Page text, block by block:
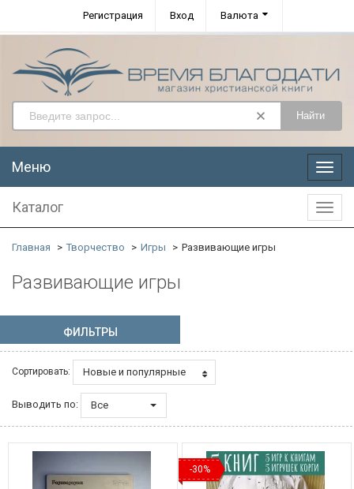
Регистрация Вход Валюта
Найти
Меню
Меню
Каталог
Главная Творчество Игры Развивающие игры
Развивающие игры
ФИЛЬТРЫ
Сортировать: Новые и популярные
Выводить по: Все
-30%